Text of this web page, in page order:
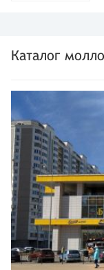
Каталог